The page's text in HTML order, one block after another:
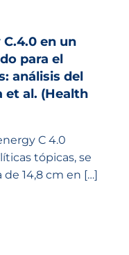
en un
para el
análisis del
et al. (Health
C 4.0
tópicas, se
14,8 cm en […]